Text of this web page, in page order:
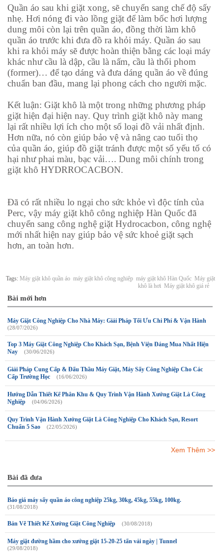
Quần áo sau khi giặt xong, sẽ chuyển sang chế độ sấy
nhẹ. Hơi nóng đi vào lồng giặt để làm bốc hơi lượng
dung môi còn lại trên quần áo, đồng thời làm khô
quần áo trước khi đưa đồ ra khỏi máy. Quần áo sau
khi ra khỏi máy sẽ được hoàn thiện bằng các loại máy
khác như cầu là dập, cầu là nấm, cầu là thổi phom
(former)… để tạo dáng và đưa dáng quần áo về đúng
chuẩn ban đầu, mang lại phong cách cho người mặc.
Kết luận: Giặt khô là một trong những phương pháp
giặt hiện đại hiện nay. Quy trình giặt khô này mang
lại rất nhiều lợi ích cho một số loại đồ vải nhất định.
Hơn nữa, nó còn giúp bảo vệ và nâng cao tuổi thọ
của quần áo, giúp đồ giặt tránh được một số yếu tố có
hại như phai màu, bạc vải…. Dung môi chính trong
giặt khô HYDRROCACBON.
Đã có rất nhiều lo ngại cho sức khỏe vì độc tính của
Perc, vậy máy giặt khô công nghiệp Hàn Quốc đã
chuyển sang công nghệ giặt Hydrocacbon, công nghệ
mới nhất hiện nay giúp bảo vệ sức khoẻ giặt sạch
hơn, an toàn hơn.
Tags: Máy giặt khô quần áo máy giặt khô công nghiệp máy giặt khô Hàn Quốc Máy giặt
khô là hơi Máy giặt khô giá rẻ
Bài mới hơn
Máy Giặt Công Nghiệp Cho Nhà Máy: Giải Pháp Tối Ưu Chi Phí & Vận Hành
(28/07/2026)
Top 3 Máy Giặt Công Nghiệp Cho Khách Sạn, Bệnh Viện Đáng Mua Nhất Hiện
Nay
(30/06/2026)
Giải Pháp Cung Cấp & Đấu Thầu Máy Giặt, Máy Sấy Công Nghiệp Cho Các
Cấp Trường Học
(16/06/2026)
Hướng Dẫn Thiết Kế Phân Khu & Quy Trình Vận Hành Xưởng Giặt Là Công
Nghiệp
(04/06/2026)
Quy Trình Vận Hành Xưởng Giặt Là Công Nghiệp Cho Khách Sạn, Resort
Chuẩn 5 Sao
(22/05/2026)
Xem Thêm >>
Bài đã đưa
Báo giá máy sấy quần áo công nghiệp 25kg, 30kg, 45kg, 55kg, 100kg.
(31/08/2018)
Bản Vẽ Thiết Kế Xưởng Giặt Công Nghiệp (30/08/2018)
Máy giặt đường hầm cho xưởng giặt 15-20-25 tấn vải ngày | Tunnel
(29/08/2018)